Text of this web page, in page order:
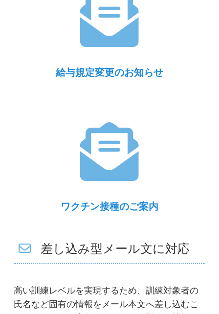
給与規定変更のお知らせ
ワクチン接種のご案内
差し込み型メール文に対応
高い訓練レベルを実現するため、訓練対象者の
氏名など固有の情報をメール本文へ差し込むこ